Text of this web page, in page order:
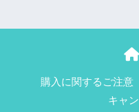
購入に関するご注意
キャ